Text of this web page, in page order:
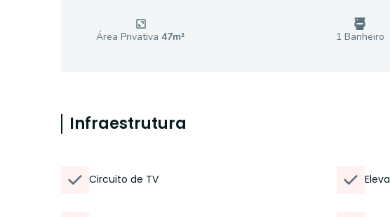
Área Privativa 47m² 1 Banheiro
Infraestrutura
Circuito de TV